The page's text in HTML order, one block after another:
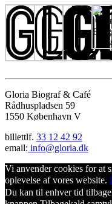
Gloria Biograf & Café
Rådhuspladsen 59
1550 København V
billettlf. 33 12 42 92
email: info@gloria.dk
Vi anvender cookies for at
oplevelse af vores website.
Du kan til enhver tid